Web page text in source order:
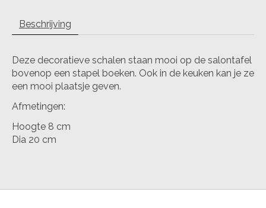
Beschrijving
Deze decoratieve schalen staan mooi op de salontafel
bovenop een stapel boeken. Ook in de keuken kan je ze
een mooi plaatsje geven.
Afmetingen:
Hoogte 8 cm
Dia 20 cm